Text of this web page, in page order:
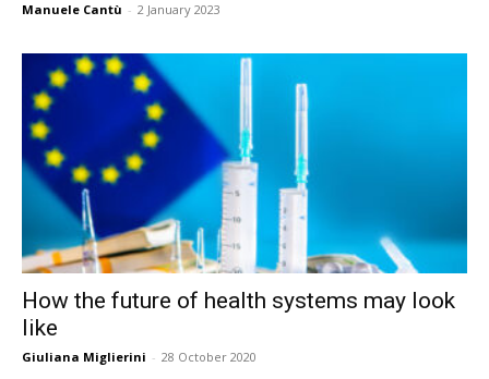
Manuele Cantù - 2 January 2023
How the future of health systems may look
like
Giuliana Miglierini - 28 October 2020